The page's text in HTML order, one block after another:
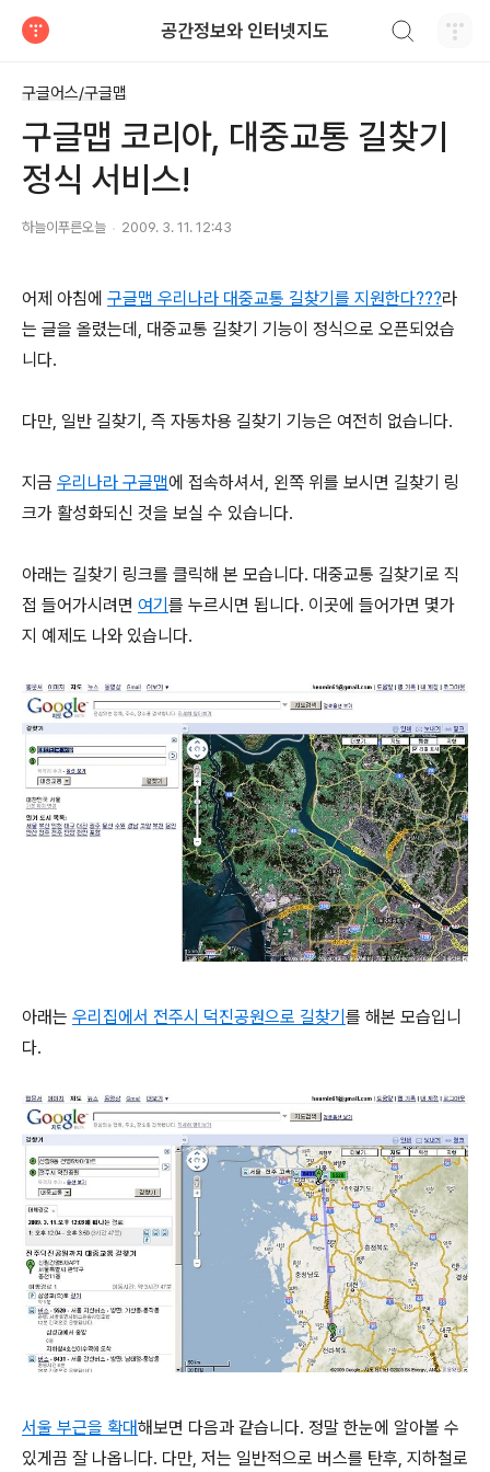
공간정보와 인터넷지도
구글어스/구글맵
구글맵 코리아, 대중교통 길찾기
정식 서비스!
하늘이푸른오늘 2009. 3. 11. 12:43
어제 아침에 구글맵 우리나라 대중교통 길찾기를 지원한다???라
는 글을 올렸는데, 대중교통 길찾기 기능이 정식으로 오픈되었습
니다.
다만, 일반 길찾기, 즉 자동차용 길찾기 기능은 여전히 없습니다.
지금 우리나라 구글맵에 접속하셔서, 왼쪽 위를 보시면 길찾기 링
크가 활성화되신 것을 보실 수 있습니다.
아래는 길찾기 링크를 클릭해 본 모습니다. 대중교통 길찾기로 직
접 들어가시려면 여기를 누르시면 됩니다. 이곳에 들어가면 몇가
지 예제도 나와 있습니다.
아래는 우리집에서 전주시 덕진공원으로 길찾기를 해본 모습입니
다.
서울 부근을 확대해보면 다음과 같습니다. 정말 한눈에 알아볼 수
있게끔 잘 나옵니다. 다만, 저는 일반적으로 버스를 탄후, 지하철로